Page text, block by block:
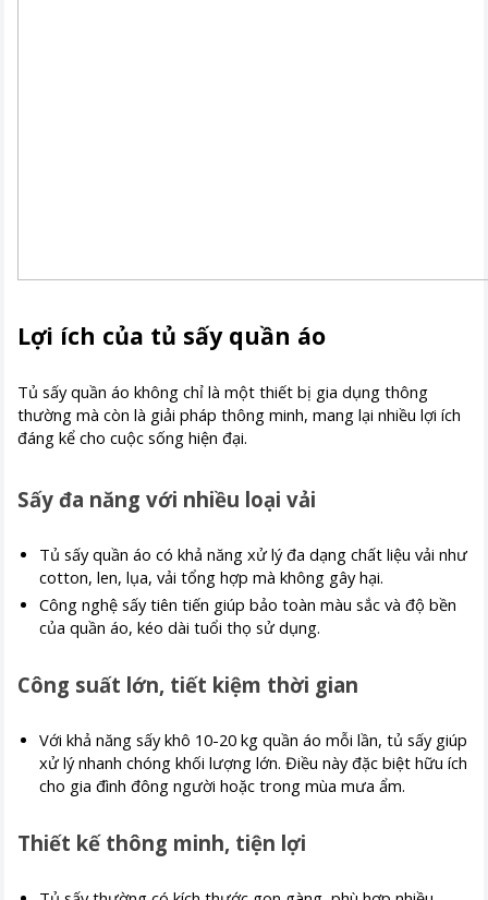
Lợi ích của tủ sấy quần áo
Tủ sấy quần áo không chỉ là một thiết bị gia dụng thông
thường mà còn là giải pháp thông minh, mang lại nhiều lợi ích
đáng kể cho cuộc sống hiện đại.
Sấy đa năng với nhiều loại vải
Tủ sấy quần áo có khả năng xử lý đa dạng chất liệu vải như
cotton, len, lụa, vải tổng hợp mà không gây hại.
Công nghệ sấy tiên tiến giúp bảo toàn màu sắc và độ bền
của quần áo, kéo dài tuổi thọ sử dụng.
Công suất lớn, tiết kiệm thời gian
Với khả năng sấy khô 10-20 kg quần áo mỗi lần, tủ sấy giúp
xử lý nhanh chóng khối lượng lớn. Điều này đặc biệt hữu ích
cho gia đình đông người hoặc trong mùa mưa ẩm.
Thiết kế thông minh, tiện lợi